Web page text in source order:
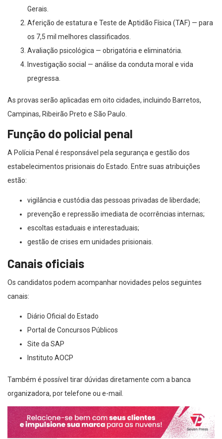
Gerais.
Aferição de estatura e Teste de Aptidão Física (TAF) — para
os 7,5 mil melhores classificados.
Avaliação psicológica — obrigatória e eliminatória.
Investigação social — análise da conduta moral e vida
pregressa.
As provas serão aplicadas em oito cidades, incluindo Barretos,
Campinas, Ribeirão Preto e São Paulo.
Função do policial penal
A Polícia Penal é responsável pela segurança e gestão dos
estabelecimentos prisionais do Estado. Entre suas atribuições
estão:
vigilância e custódia das pessoas privadas de liberdade;
prevenção e repressão imediata de ocorrências internas;
escoltas estaduais e interestaduais;
gestão de crises em unidades prisionais.
Canais oficiais
Os candidatos podem acompanhar novidades pelos seguintes
canais:
Diário Oficial do Estado
Portal de Concursos Públicos
Site da SAP
Instituto AOCP
Também é possível tirar dúvidas diretamente com a banca
organizadora, por telefone ou e-mail.